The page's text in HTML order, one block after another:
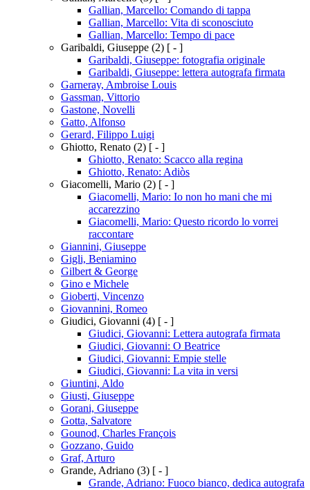
Gallian, Marcello: Comando di tappa
Gallian, Marcello: Vita di sconosciuto
Gallian, Marcello: Tempo di pace
Garibaldi, Giuseppe (2) [ - ]
Garibaldi, Giuseppe: fotografia originale
Garibaldi, Giuseppe: lettera autografa firmata
Garneray, Ambroise Louis
Gassman, Vittorio
Gastone, Novelli
Gatto, Alfonso
Gerard, Filippo Luigi
Ghiotto, Renato (2) [ - ]
Ghiotto, Renato: Scacco alla regina
Ghiotto, Renato: Adiòs
Giacomelli, Mario (2) [ - ]
Giacomelli, Mario: Io non ho mani che mi
accarezzino
Giacomelli, Mario: Questo ricordo lo vorrei
raccontare
Giannini, Giuseppe
Gigli, Beniamino
Gilbert & George
Gino e Michele
Gioberti, Vincenzo
Giovannini, Romeo
Giudici, Giovanni (4) [ - ]
Giudici, Giovanni: Lettera autografa firmata
Giudici, Giovanni: O Beatrice
Giudici, Giovanni: Empie stelle
Giudici, Giovanni: La vita in versi
Giuntini, Aldo
Giusti, Giuseppe
Gorani, Giuseppe
Gotta, Salvatore
Gounod, Charles François
Gozzano, Guido
Graf, Arturo
Grande, Adriano (3) [ - ]
Grande, Adriano: Fuoco bianco, dedica autografa